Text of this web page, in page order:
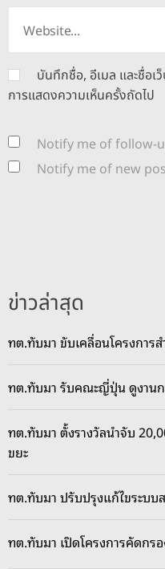
บันทึกชื่อ, อีเมล และชื่อเ
การแสดงความเห็นครั้งถัดไป
Notify me of follow-
Notify me of new
ข่าวล่าสุด
ทต.ทับมา ขับเคลื่อนโครงการ
ทต.ทับมา รับคณะญี่ปุ่น ดูงา
ทต.ทับมา ตั้งรางวัลนำจับ
ขยะ
ทต.ทับมา ปรับปรุงแก้ไขระบบ
ทต.ทับมา เปิดโครงการคัดกร